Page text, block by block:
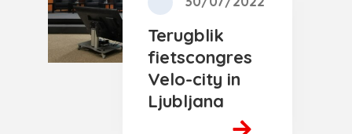
Terugblik
fietscongres
Velo-city in
Ljubljana